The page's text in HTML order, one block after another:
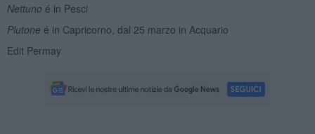
Nettuno é in Pesci
Plutone é in Capricorno, dal 25 marzo in Acquario
Edit Permay